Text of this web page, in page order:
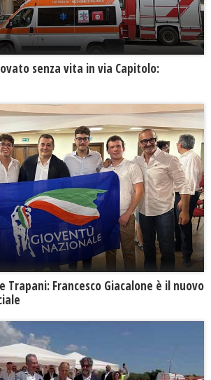
senza vita in via Capitolo:
Trapani: Francesco Giacalone è il nuovo